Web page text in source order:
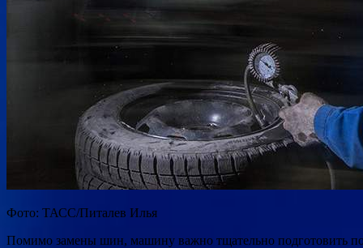
Фото: ТАСС/Питалев Илья
Помимо замены шин, машину важно тщательно подготовить